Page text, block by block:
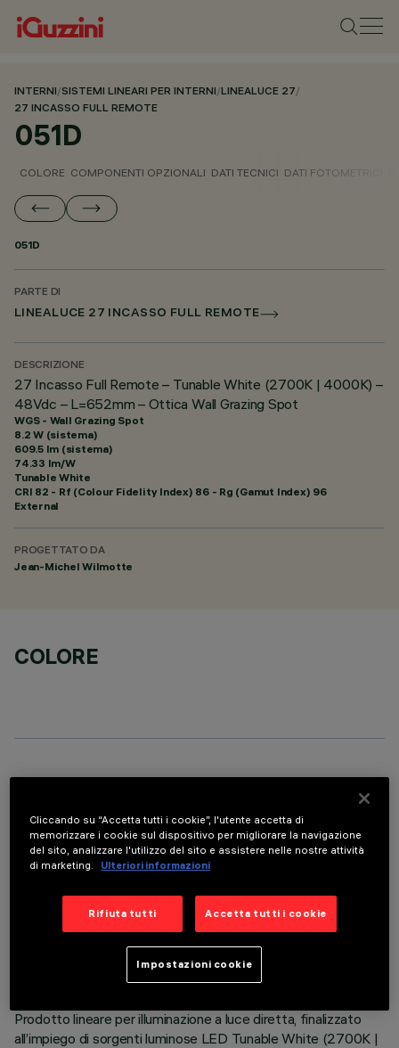
INTERNI/SISTEMI LINEARI PER INTERNI/LINEALUCE 27/
27 INCASSO FULL REMOTE
051D
COLORE COMPONENTI OPZIONALI DATI TECNICI DATI FOTOMETRICI
051D
PARTE DI
LINEALUCE 27 INCASSO FULL REMOTE
DESCRIZIONE
27 Incasso Full Remote – Tunable White (2700K | 4000K) –
48Vdc – L=652mm – Ottica Wall Grazing Spot
WGS - Wall Grazing Spot
8.2 W (sistema)
609.5 lm (sistema)
74.33 lm/W
Tunable White
CRI 82 - Rf (Colour Fidelity Index) 86 - Rg (Gamut Index) 96
External
PROGETTATO DA
Jean-Michel Wilmotte
COLORE
COMPONENTI OPZIONALI
DATI TECNICI
Prodotto lineare per illuminazione a luce diretta, finalizzato
all’impiego di sorgenti luminose LED Tunable White (2700K |
Cliccando su “Accetta tutti i cookie”, l'utente accetta di
memorizzare i cookie sul dispositivo per migliorare la navigazione
del sito, analizzare l'utilizzo del sito e assistere nelle nostre attività
di marketing.
Ulteriori informazioni
Rifiuta tutti Accetta tutti i cookie
Impostazioni cookie